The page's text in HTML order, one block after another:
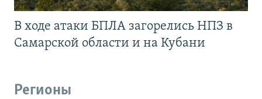
В ходе атаки БПЛА загорелись НПЗ в
Самарской области и на Кубани
Регионы